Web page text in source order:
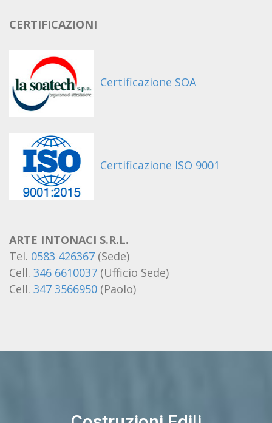
CERTIFICAZIONI
Certificazione SOA
Certificazione ISO 9001
ARTE INTONACI S.R.L.
Tel. 0583 426367 (Sede)
Cell. 346 6610037 (Ufficio Sede)
Cell. 347 3566950 (Paolo)